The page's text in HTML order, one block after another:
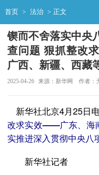
首页 > 法治 > 正文
锲而不舍落实中央
查问题 狠抓整改
广西、新疆、西藏
2025-04-26 来源：新华网 作者：
新华社北京4月25日
改求实效——广东、海
实推进深入贯彻中央八
新华社记者